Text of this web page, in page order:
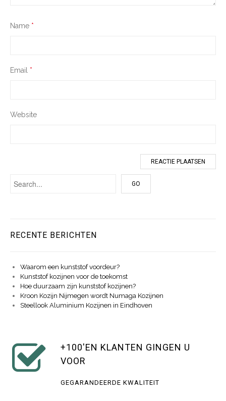
Name *
Email *
Website
RECENTE BERICHTEN
Waarom een kunststof voordeur?
Kunststof kozijnen voor de toekomst
Hoe duurzaam zijn kunststof kozijnen?
Kroon Kozijn Nijmegen wordt Numaga Kozijnen
Steellook Aluminium Kozijnen in Eindhoven
+100'EN KLANTEN GINGEN U
VOOR
GEGARANDEERDE KWALITEIT